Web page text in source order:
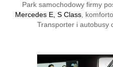
Park samochodowy firmy
Mercedes E, S Class ,
Transporter i autobusy